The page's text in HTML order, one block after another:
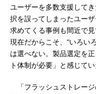
ユーザーを多数支援して
択を誤ってしまったユー
求めてくる事例も間近で
現在だからこそ、“いろい
は選べない。製品選定を
ト体制が必要」と感じてい
「フラッシュストレー